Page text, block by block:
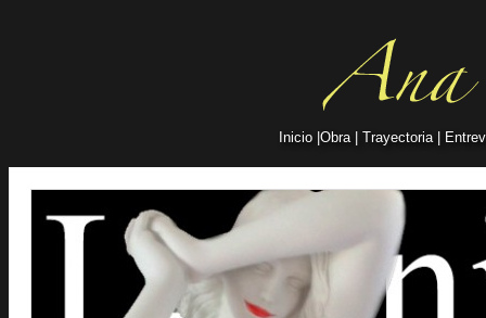
Inicio Obra Trayectoria|